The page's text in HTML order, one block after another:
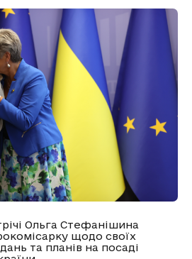
Ольга Стефанішина
щодо своїх
та планів на посаді